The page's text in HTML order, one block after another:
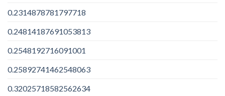
0.2314878781797718
0.24814187691053813
0.2548192716091001
0.25892741462548063
0.32025718582562634